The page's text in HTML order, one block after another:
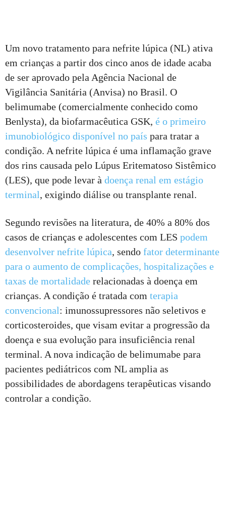
Um novo tratamento para nefrite lúpica (NL) ativa
em crianças a partir dos cinco anos de idade acaba
de ser aprovado pela Agência Nacional de
Vigilância Sanitária (Anvisa) no Brasil. O
belimumabe (comercialmente conhecido como
Benlysta), da biofarmacêutica GSK, é o primeiro
imunobiológico disponível no país para tratar a
condição. A nefrite lúpica é uma inflamação grave
dos rins causada pelo Lúpus Eritematoso Sistêmico
(LES), que pode levar à doença renal em estágio
terminal, exigindo diálise ou transplante renal.
Segundo revisões na literatura, de 40% a 80% dos
casos de crianças e adolescentes com LES podem
desenvolver nefrite lúpica, sendo fator determinante
para o aumento de complicações, hospitalizações e
taxas de mortalidade relacionadas à doença em
crianças. A condição é tratada com terapia
convencional: imunossupressores não seletivos e
corticosteroides, que visam evitar a progressão da
doença e sua evolução para insuficiência renal
terminal. A nova indicação de belimumabe para
pacientes pediátricos com NL amplia as
possibilidades de abordagens terapêuticas visando
controlar a condição.